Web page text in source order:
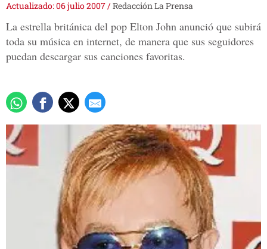
Actualizado: 06 julio 2007/Redacción La Prensa
La estrella británica del pop Elton John anunció que subirá
toda su música en internet, de manera que sus seguidores
puedan descargar sus canciones favoritas.